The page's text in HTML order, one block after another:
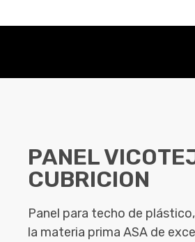
PANEL
CUBRICION
Panel para techo de
la materia prima ASA de